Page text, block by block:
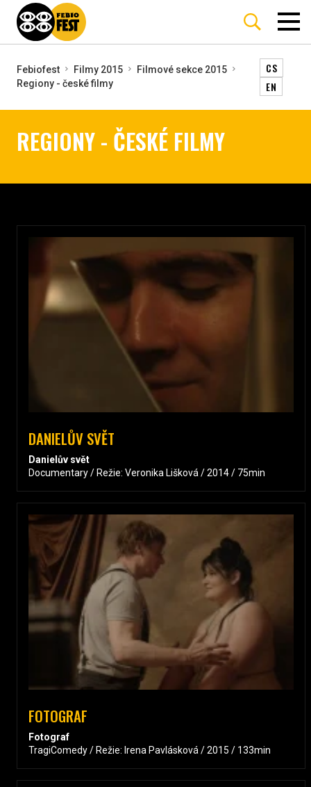
Febiofest Filmy 2015
Filmové sekce 2015
Regiony - české filmy
CS
EN
REGIONY - ČESKÉ FILMY
DANIELŮV SVĚT
Danielův svět
Documentary / Režie: Veronika Lišková / 2014 / 75min
FOTOGRAF
Fotograf
TragiComedy / Režie: Irena Pavlásková / 2015 / 133min